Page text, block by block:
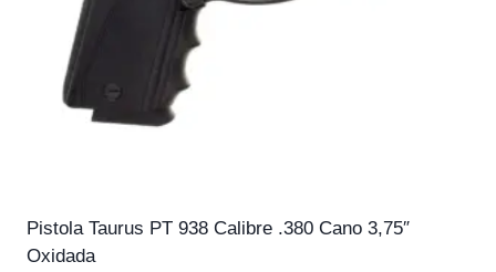
Pistola Taurus PT 938 Calibre .380 Cano 3,75″
Oxidada